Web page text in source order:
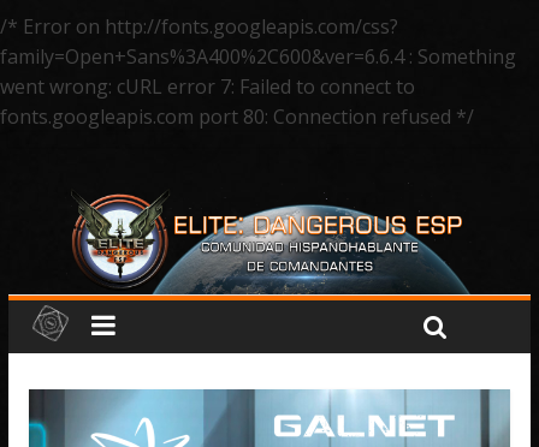
/* Error on http://fonts.googleapis.com/css?
family=Open+Sans%3A400%2C600&ver=6.6.4 : Something
went wrong: cURL error 7: Failed to connect to
fonts.googleapis.com port 80: Connection refused */